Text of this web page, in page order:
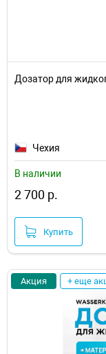
Дозатор для
Чехия
В наличии
2 700 р.
Купить
Акция + еще